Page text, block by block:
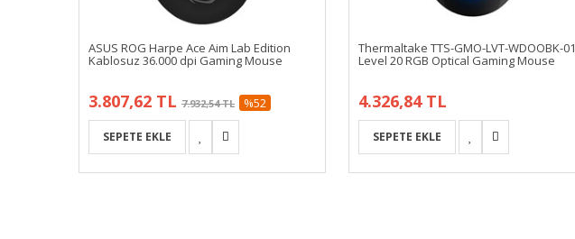
ASUS ROG Harpe Ace Aim Lab Edition
Kablosuz 36.000 dpi Gaming Mouse
3.807,62 TL 7.932,54 TL %52
Thermaltake TTS-GMO-LVT-WDOOBK-01
Level 20 RGB Optical Gaming Mouse
4.326,84 TL